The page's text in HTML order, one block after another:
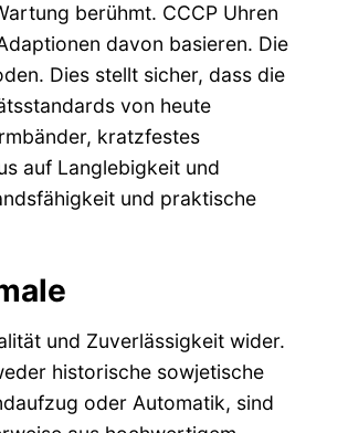
berühmt. CCCP Uhren
davon basieren. Die
Dies stellt sicher, dass die
von heute
kratzfestes
auf Langlebigkeit und
und praktische
und Zuverlässigkeit wider.
historische sowjetische
oder Automatik, sind